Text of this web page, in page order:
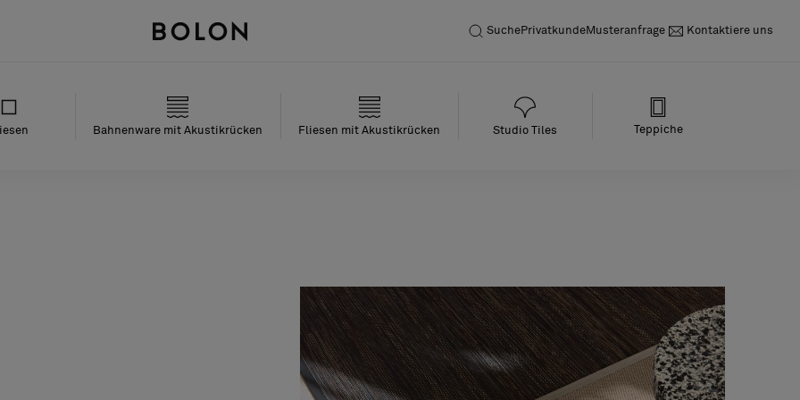
SuchePrivatkundeMusteranfrage Kontaktiere uns
Bahnenware mit Akustikrücken Fliesen mit Akustikrücken Studio Tiles Teppiche